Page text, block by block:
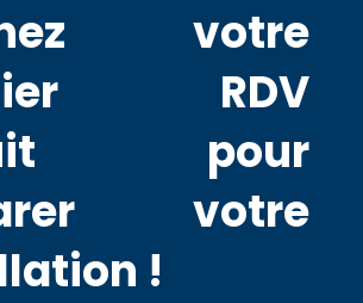
votre
RDV
pour
votre
!